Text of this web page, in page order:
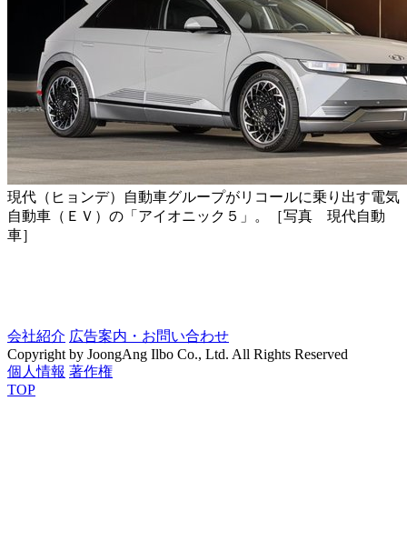
現代（ヒョンデ）自動車グループがリコールに乗り出す電気
自動車（ＥＶ）の「アイオニック５」。［写真 現代自動
車］
会社紹介 広告案内・お問い合わせ
Copyright by JoongAng Ilbo Co., Ltd. All Rights Reserved
個人情報 著作権
TOP